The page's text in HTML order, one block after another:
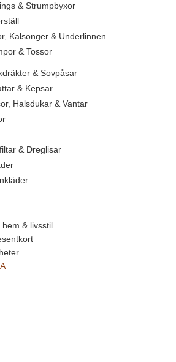
& Strumpbyxor
Kalsonger & Underlinnen
& Tossor
& Sovpåsar
& Kepsar
Halsdukar & Vantar
& Dreglisar
hem & livsstil